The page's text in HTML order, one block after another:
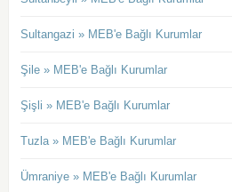
Sultangazi » MEB'e Bağlı Kurumlar
Şile » MEB'e Bağlı Kurumlar
Şişli » MEB'e Bağlı Kurumlar
Tuzla » MEB'e Bağlı Kurumlar
Ümraniye » MEB'e Bağlı Kurumlar